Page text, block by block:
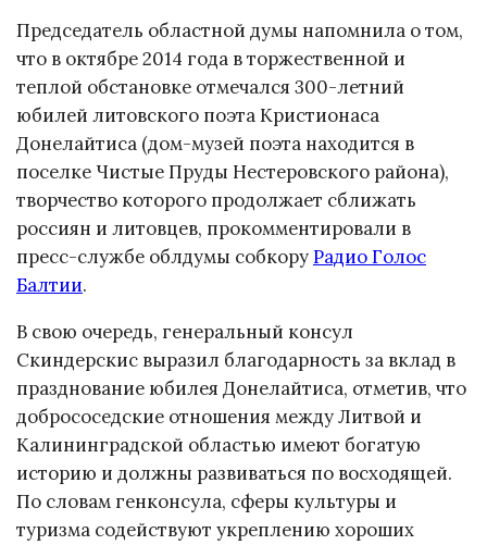
Председатель областной думы напомнила о том,
что в октябре 2014 года в торжественной и
теплой обстановке отмечался 300-летний
юбилей литовского поэта Кристионаса
Донелайтиса (дом-музей поэта находится в
поселке Чистые Пруды Нестеровского района),
творчество которого продолжает сближать
россиян и литовцев, прокомментировали в
пресс-службе облдумы собкоруРадио Голос
Балтии.
В свою очередь, генеральный консул
Скиндерскис выразил благодарность за вклад в
празднование юбилея Донелайтиса, отметив, что
добрососедские отношения между Литвой и
Калининградской областью имеют богатую
историю и должны развиваться по восходящей.
По словам генконсула, сферы культуры и
туризма содействуют укреплению хороших